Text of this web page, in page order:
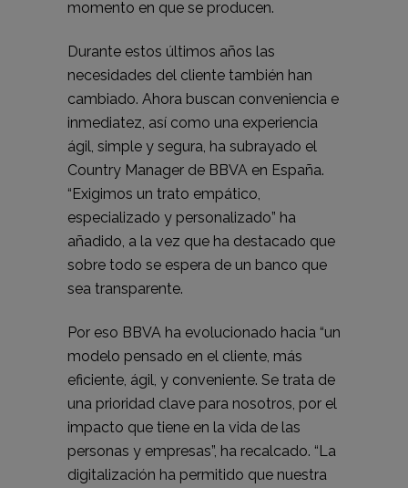
momento en que se producen.
Durante estos últimos años las
necesidades del cliente también han
cambiado. Ahora buscan conveniencia e
inmediatez, así como una experiencia
ágil, simple y segura, ha subrayado el
Country Manager de BBVA en España.
“Exigimos un trato empático,
especializado y personalizado” ha
añadido, a la vez que ha destacado que
sobre todo se espera de un banco que
sea transparente.
Por eso BBVA ha evolucionado hacia “un
modelo pensado en el cliente, más
eficiente, ágil, y conveniente. Se trata de
una prioridad clave para nosotros, por el
impacto que tiene en la vida de las
personas y empresas”, ha recalcado. “La
digitalización ha permitido que nuestra